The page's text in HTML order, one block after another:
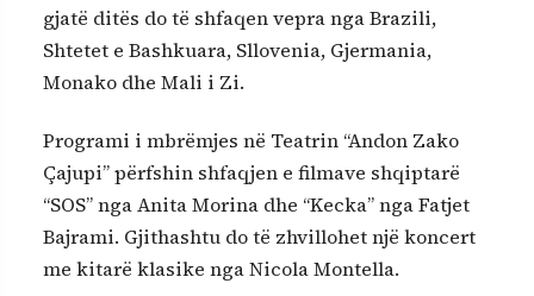
gjatë ditës do të shfaqen vepra nga Brazili,
Shtetet e Bashkuara, Sllovenia, Gjermania,
Monako dhe Mali i Zi.
Programi i mbrëmjes në Teatrin “Andon Zako
Çajupi” përfshin shfaqjen e filmave shqiptarë
“SOS” nga Anita Morina dhe “Kecka” nga Fatjet
Bajrami. Gjithashtu do të zhvillohet një koncert
me kitarë klasike nga Nicola Montella.